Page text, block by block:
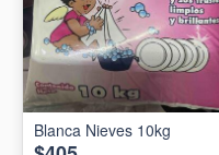
Blanca Nieves 10kg